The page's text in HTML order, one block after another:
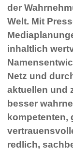
der
Welt. Mit
inhaltlich
Netz und
aktuellen und
besser
kompetenten,
redlich,